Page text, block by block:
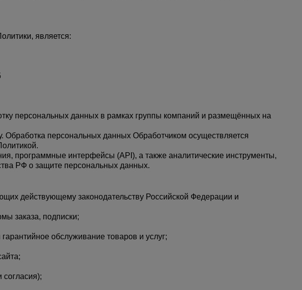
является:
персональных данных в рамках группы компаний и размещённых на
Обработка персональных данных Обработчиком осуществляется
программные интерфейсы (API), а также аналитические инструменты,
РФ о защите персональных данных.
действующему законодательству Российской Федерации и
заказа, подписки;
обслуживание товаров и услуг;